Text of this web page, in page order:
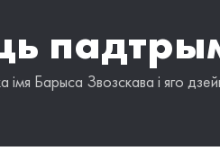
Барыса Звозскава і яго